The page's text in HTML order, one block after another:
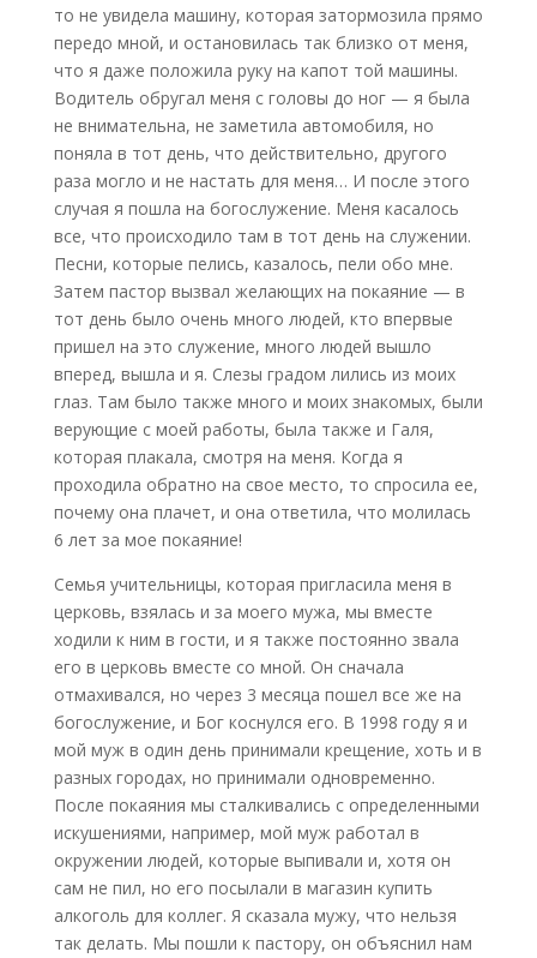
то не увидела машину, которая затормозила прямо
передо мной, и остановилась так близко от меня,
что я даже положила руку на капот той машины.
Водитель обругал меня с головы до ног — я была
не внимательна, не заметила автомобиля, но
поняла в тот день, что действительно, другого
раза могло и не настать для меня… И после этого
случая я пошла на богослужение. Меня касалось
все, что происходило там в тот день на служении.
Песни, которые пелись, казалось, пели обо мне.
Затем пастор вызвал желающих на покаяние — в
тот день было очень много людей, кто впервые
пришел на это служение, много людей вышло
вперед, вышла и я. Слезы градом лились из моих
глаз. Там было также много и моих знакомых, были
верующие с моей работы, была также и Галя,
которая плакала, смотря на меня. Когда я
проходила обратно на свое место, то спросила ее,
почему она плачет, и она ответила, что молилась
6 лет за мое покаяние!
Семья учительницы, которая пригласила меня в
церковь, взялась и за моего мужа, мы вместе
ходили к ним в гости, и я также постоянно звала
его в церковь вместе со мной. Он сначала
отмахивался, но через 3 месяца пошел все же на
богослужение, и Бог коснулся его. В 1998 году я и
мой муж в один день принимали крещение, хоть и в
разных городах, но принимали одновременно.
После покаяния мы сталкивались с определенными
искушениями, например, мой муж работал в
окружении людей, которые выпивали и, хотя он
сам не пил, но его посылали в магазин купить
алкоголь для коллег. Я сказала мужу, что нельзя
так делать. Мы пошли к пастору, он объяснил нам